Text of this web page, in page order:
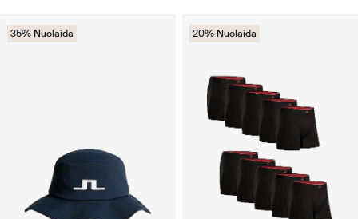
35% Nuolaida 20% Nuolaida